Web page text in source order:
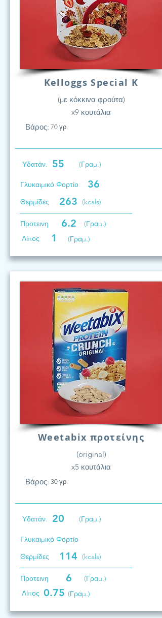
Kelloggs Special K
(με κόκκινα φρούτα)
x9 κουτάλια
Βάρος: 70 γρ.
Υδατάν. 55 (Γραμ.)
Γλυκαιμικό Φορτίο 36
Θερμίδες 263 (kcals)
Προτεινη 6.2
(Γραμ.)
Λίπος
1 (Γραμ.)
Weetabix προτείνης
(original)
x5 κουτάλια
Βάρος: 30 γρ.
Υδατάν. 20 (Γραμ.)
Γλυκαιμικό Φορτίο
Θερμίδες
114 (kcals)
Προτεινη 6
(Γραμ.)
Λίπος 0.75 (Γραμ.)